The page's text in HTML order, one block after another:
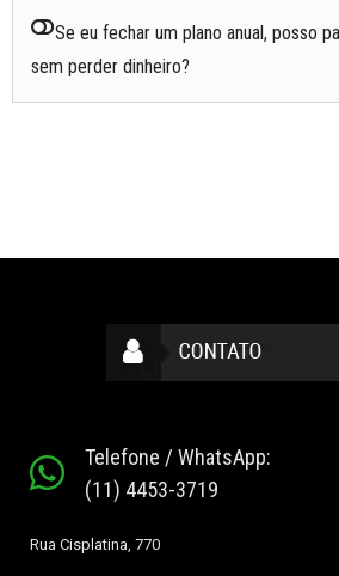
Se eu fechar um plano anual, posso
sem perder dinheiro?
Telefone / WhatsApp:
(11) 4453-3719
Rua Cisplatina, 770